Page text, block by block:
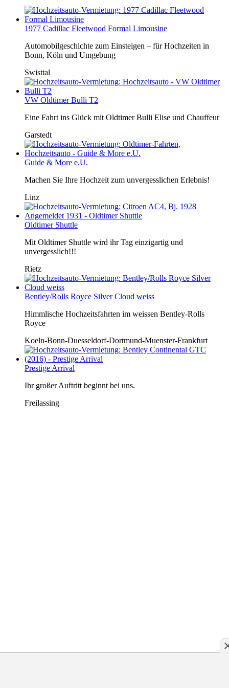
1977 Cadillac Fleetwood Formal Limousine
Automobilgeschichte zum Einsteigen – für Hochzeiten in
Bonn, Köln und Umgebung
Swisttal
VW Oldtimer Bulli T2
Eine Fahrt ins Glück mit Oldtimer Bulli Elise und Chauffeur
Garstedt
Guide & More e.U.
Machen Sie Ihre Hochzeit zum unvergesslichen Erlebnis!
Linz
Oldtimer Shuttle
Mit Oldtimer Shuttle wird ihr Tag einzigartig und
unvergesslich!!!
Rietz
Bentley/Rolls Royce Silver Cloud weiss
Himmlische Hochzeitsfahrten im weissen Bentley-Rolls
Royce
Koeln-Bonn-Duesseldorf-Dortmund-Muenster-Frankfurt
Prestige Arrival
Ihr großer Auftritt beginnt bei uns.
Freilassing